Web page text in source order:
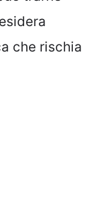
che rischia